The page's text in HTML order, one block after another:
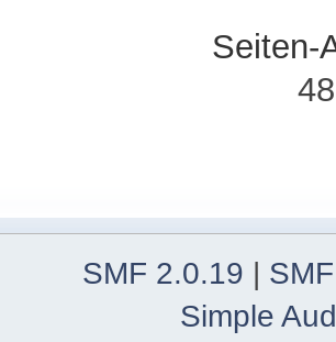
Seiten-
SMF 2.0.19 |
Simple